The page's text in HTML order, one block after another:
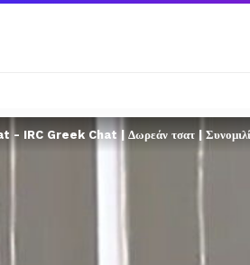
- IRC Greek Chat | Δωρεάν τσατ |